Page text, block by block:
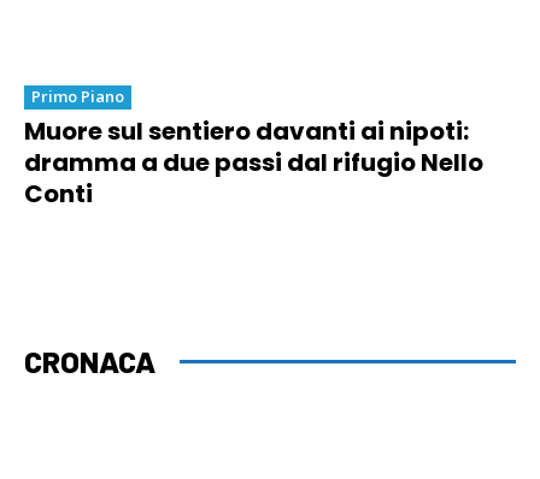
Primo Piano
Muore sul sentiero davanti ai nipoti:
dramma a due passi dal rifugio Nello
Conti
CRONACA